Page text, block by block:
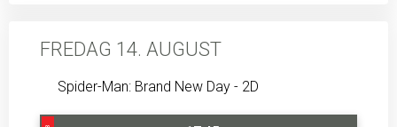
FREDAG 14. AUGUST
Spider-Man: Brand New Day - 2D